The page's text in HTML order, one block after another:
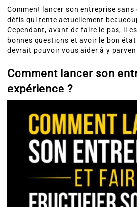
Comment lancer son entreprise sans
défis qui tente actuellement
Cependant, avant de faire le pas, il
bonnes questions et avoir le bon état
devrait pouvoir vous aider à y
Comment lancer son
expérience ?